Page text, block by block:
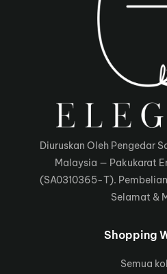
Diuruskan Oleh Pengedar
Malaysia — Pakukarat
(SA0310365-T).
Selamat &
Shopping
Semua